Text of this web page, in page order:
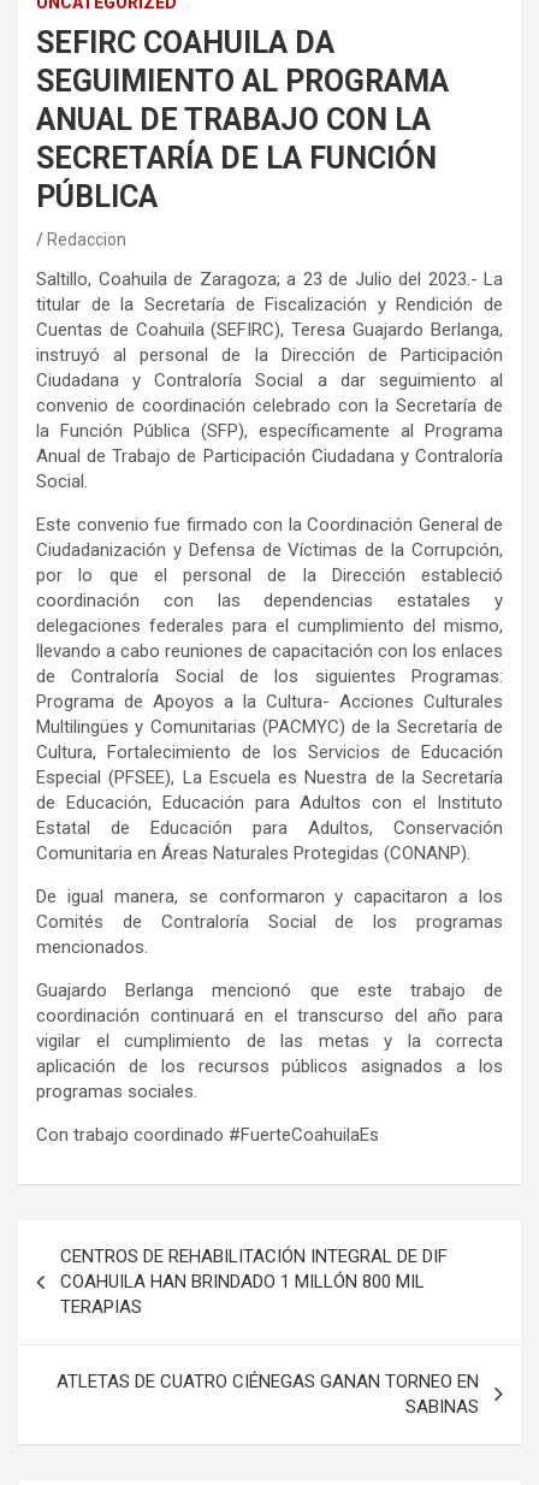
SEFIRC COAHUILA DA
SEGUIMIENTO AL PROGRAMA
ANUAL DE TRABAJO CON LA
SECRETARÍA DE LA FUNCIÓN
PÚBLICA
Redaccion
Saltillo, Coahuila de Zaragoza; a 23 de Julio del 2023.- La
titular de la Secretaría de Fiscalización y Rendición de
Cuentas de Coahuila (SEFIRC), Teresa Guajardo Berlanga,
instruyó al personal de la Dirección de Participación
Ciudadana y Contraloría Social a dar seguimiento al
convenio de coordinación celebrado con la Secretaría de
la Función Pública (SFP), específicamente al Programa
Anual de Trabajo de Participación Ciudadana y Contraloría
Social.
Este convenio fue firmado con la Coordinación General de
Ciudadanización y Defensa de Víctimas de la Corrupción,
por lo que el personal de la Dirección estableció
coordinación con las dependencias estatales y
delegaciones federales para el cumplimiento del mismo,
llevando a cabo reuniones de capacitación con los enlaces
de Contraloría Social de los siguientes Programas:
Programa de Apoyos a la Cultura- Acciones Culturales
Multilingües y Comunitarias (PACMYC) de la Secretaría de
Cultura, Fortalecimiento de los Servicios de Educación
Especial (PFSEE), La Escuela es Nuestra de la Secretaría
de Educación, Educación para Adultos con el Instituto
Estatal de Educación para Adultos, Conservación
Comunitaria en Áreas Naturales Protegidas (CONANP).
De igual manera, se conformaron y capacitaron a los
Comités de Contraloría Social de los programas
mencionados.
Guajardo Berlanga mencionó que este trabajo de
coordinación continuará en el transcurso del año para
vigilar el cumplimiento de las metas y la correcta
aplicación de los recursos públicos asignados a los
programas sociales.
Con trabajo coordinado #FuerteCoahuilaEs
de
entradas
CENTROS DE REHABILITACIÓN INTEGRAL DE DIF
COAHUILA HAN BRINDADO 1 MILLÓN 800 MIL
TERAPIAS
ATLETAS DE CUATRO CIÉNEGAS GANAN TORNEO EN
SABINAS